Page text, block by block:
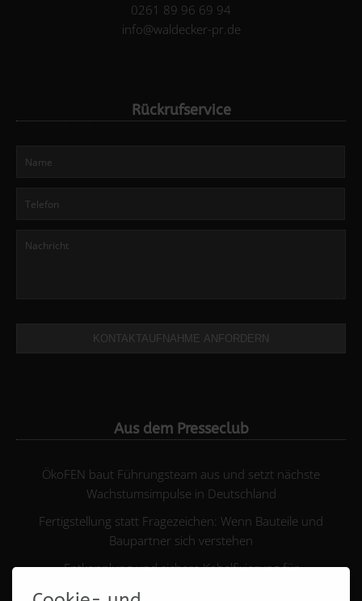
0261 89 96 69 94
info@waldecker-pr.de
Rückrufservice
KONTAKTAUFNAHME ANFORDERN
Aus dem Presseclub
ÖkoFEN baut Führungsteam aus und setzt nächste
Wachstumsimpulse in Deutschland
Fertigstellung statt Fragezeichen: Wenn Bauteile und
Baupartner sich verstehen
Entkopplung und sichere Kabelfixierung für